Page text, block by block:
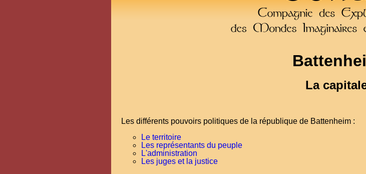
La
Les différents pouvoirs politiques de la république de Battenheim :
Le territoire
Les représentants du peuple
L'administration
Les juges et la justice